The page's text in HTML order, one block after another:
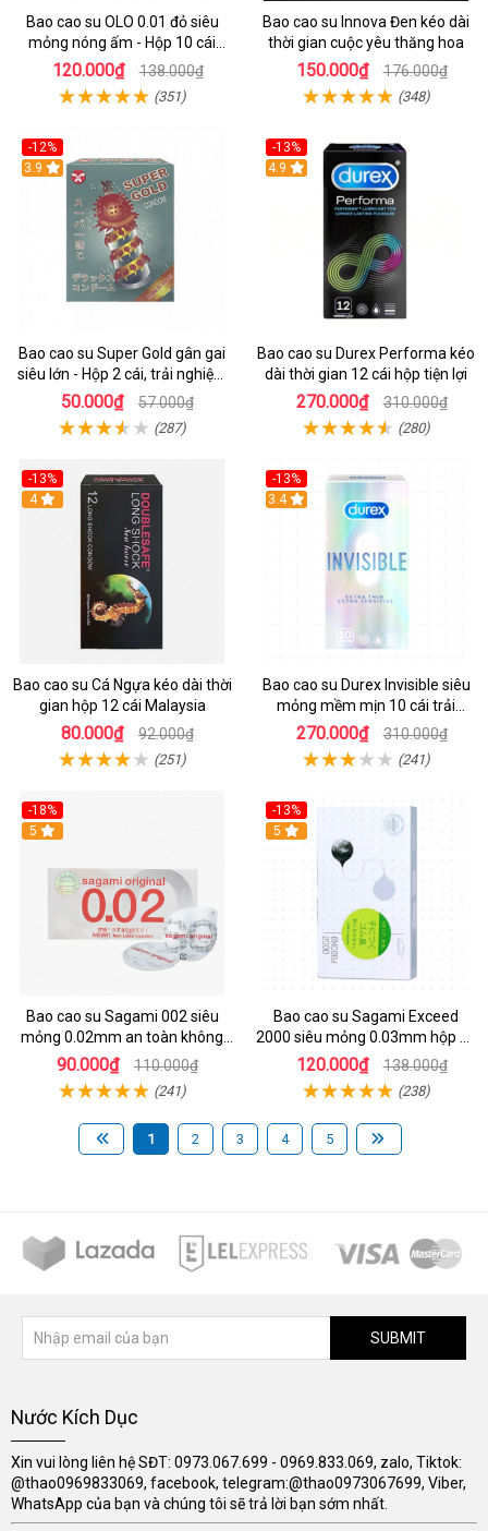
Bao cao su OLO 0.01 đỏ siêu
mỏng nóng ấm - Hộp 10 cái
thăng hoa
120.000₫ 138.000₫
(351)
Bao cao su Innova Đen kéo dài
thời gian cuộc yêu thăng hoa
150.000₫ 176.000₫
(348)
-12%
3.9
Bao cao su Super Gold gân gai
siêu lớn - Hộp 2 cái, trải nghiệm
mới lạ
50.000₫ 57.000₫
(287)
-13%
Hot
4.9
Bao cao su Durex Performa kéo
dài thời gian 12 cái hộp tiện lợi
270.000₫ 310.000₫
(280)
-13%
Hot
4
Bao cao su Cá Ngựa kéo dài thời
gian hộp 12 cái Malaysia
80.000₫ 92.000₫
(251)
-13%
3.4
Bao cao su Durex Invisible siêu
mỏng mềm mịn 10 cái trải
nghiệm chuẩn
270.000₫ 310.000₫
(241)
-18%
Hot
5
Bao cao su Sagami 002 siêu
mỏng 0.02mm an toàn không
kích ứng
90.000₫ 110.000₫
(241)
-13%
Hot
5
Bao cao su Sagami Exceed
2000 siêu mỏng 0.03mm hộp 12
cái an toàn
120.000₫ 138.000₫
(238)
1 2 3 4 5
SUBMIT
Nước Kích Dục
Xin vui lòng liên hệ SĐT: 0973.067.699 - 0969.833.069, zalo, Tiktok:
@thao0969833069, facebook, telegram:@thao0973067699, Viber,
WhatsApp của bạn và chúng tôi sẽ trả lời bạn sớm nhất.